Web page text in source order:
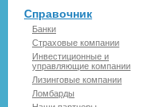
Справочник
Банки
Страховые компании
Инвестиционные и
управляющие компании
Лизинговые компании
Ломбарды